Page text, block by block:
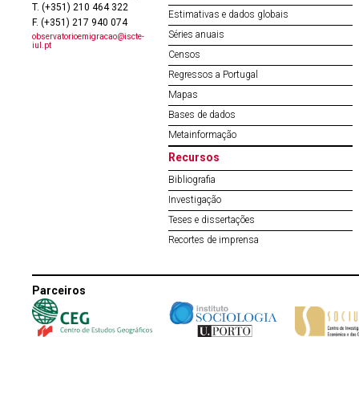
T. (+351) 210 464 322
F. (+351) 217 940 074
observatorioemigracao@iscte-
iul.pt
Estimativas e dados globais
Séries anuais
Censos
Regressos a Portugal
Mapas
Bases de dados
Metainformação
Recursos
Bibliografia
Investigação
Teses e dissertações
Recortes de imprensa
Parceiros